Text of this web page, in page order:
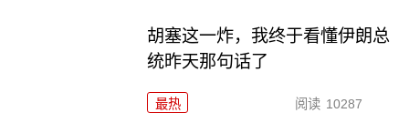
胡塞这一炸，我终于看懂伊朗总
统昨天那句话了
最热 阅读 10287